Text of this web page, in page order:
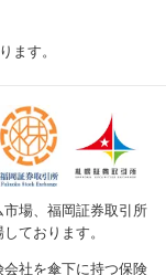
ます。
場、福岡証券取引所
ております。
会社を傘下に持つ保険